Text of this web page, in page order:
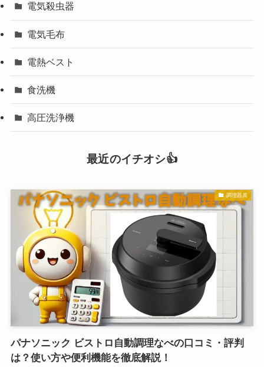
電気殺虫器
電気毛布
電熱ベスト
食洗機
高圧洗浄機
最近のイチオシ👍
調理器具
パナソニック ビストロ自動調理なべの口コミ・評判
は？使い方や便利機能を徹底解説！